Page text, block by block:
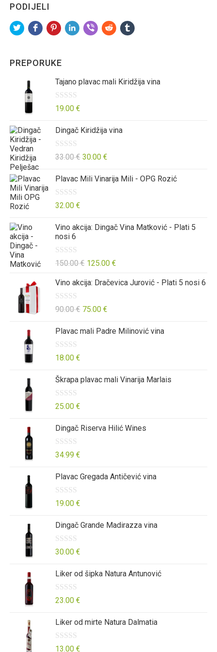
PODIJELI
PREPORUKE
Tajano plavac mali Kiridžija vina
O
j
e
n
e
n
o
o
d
5
19.00 €
Dingač Kiridžija vina
O
j
e
n
e
n
o
0
5
33.00€ 30.00 €
Plavac Mili Vinarija Mili - OPG Rozić
O
j
e
n
j
o
0
5
32.00 €
Vino akcija: Dingač Vina Matković - Plati 5
nosi 6
O
j
e
n
e
n
o
o
d
5
150.00€ 125.00 €
Vino akcija: Dračevica Jurović - Plati 5 nosi 6
O
j
e
n
e
n
o
o
d
5
90.00€ 75.00 €
Plavac mali Padre Milinović vina
O
j
e
n
e
n
o
o
d
5
18.00 €
Škrapa plavac mali Vinarija Marlais
O
j
e
n
e
n
o
o
d
5
25.00 €
Dingač Riserva Hilić Wines
O
j
e
n
e
n
o
o
d
5
34.99 €
Plavac Gregada Antičević vina
O
j
e
n
e
n
o
o
d
5
19.00 €
Dingač Grande Madirazza vina
O
j
e
n
e
n
o
30.00 €
Liker od šipka Natura Antunović
O
j
e
n
23.00 €
Liker od mirte Natura Dalmatia
O
13.00 €